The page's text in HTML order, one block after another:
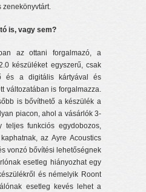
zenekönyvtárt.
is, vagy sem?
az ottani forgalmazó, a
készüléket egyszerű, csak
és a digitális kártyával és
változatában is forgalmazza.
is bővíthető a készülék a
piacon, ahol a vásárlók 3-
funkciós egydobozos,
az Ayre Acoustics
vonzó bővítési lehetőségnek
esetleg hiányozhat egy
és némelyik Roont
esetleg kevés lehet a